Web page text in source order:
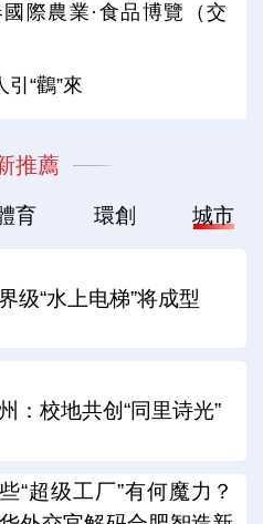
際農業·食品博覽（交
“鸛”來
推薦
育 環創 城市
级“水上电梯”将成型
：校地共创“同里诗光”
“超级工厂”有何魔力？